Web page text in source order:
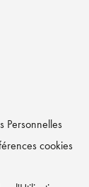
Personnelles
cookies